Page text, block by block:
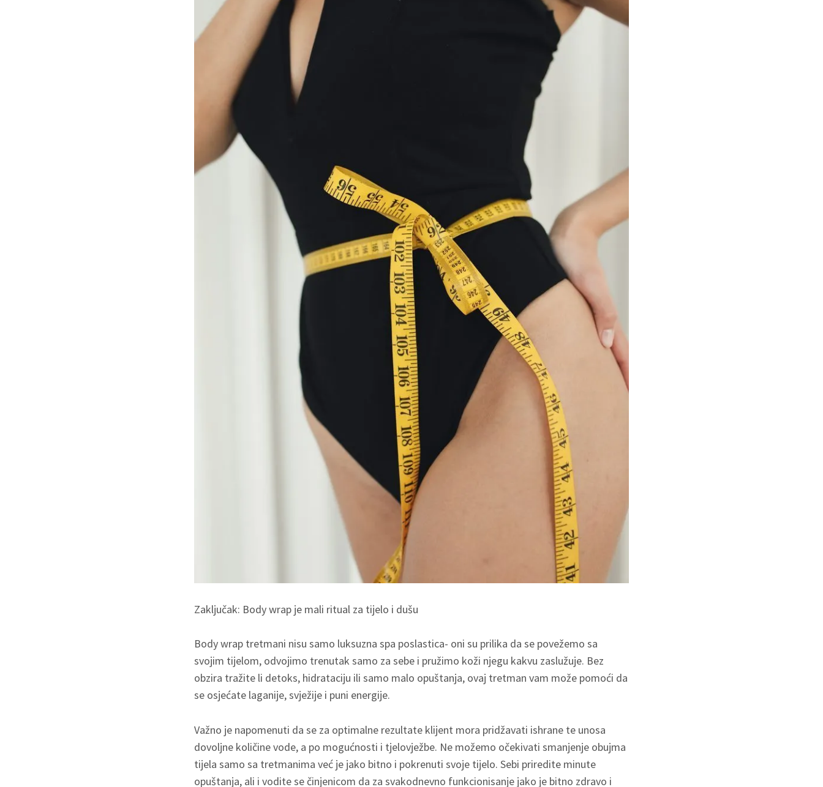
Zaključak: Body wrap je mali ritual za tijelo i dušu
Body wrap tretmani nisu samo luksuzna spa poslastica- oni su prilika da se povežemo sa
svojim tijelom, odvojimo trenutak samo za sebe i pružimo koži njegu kakvu zaslužuje. Bez
obzira tražite li detoks, hidrataciju ili samo malo opuštanja, ovaj tretman vam može pomoći da
se osjećate laganije, svježije i puni energije.
Važno je napomenuti da se za optimalne rezultate klijent mora pridžavati ishrane te unosa
dovoljne količine vode, a po mogućnosti i tjelovježbe. Ne možemo očekivati smanjenje obujma
tijela samo sa tretmanima već je jako bitno i pokrenuti svoje tijelo. Sebi priredite minute
opuštanja, ali i vodite se činjenicom da za svakodnevno funkcionisanje jako je bitno zdravo i